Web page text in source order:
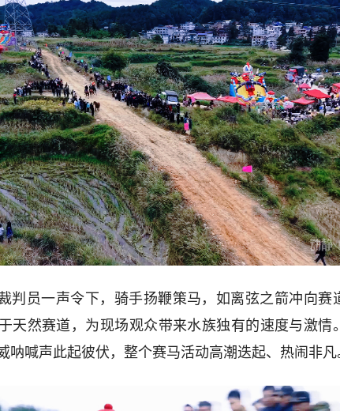
判员一声令下，骑手扬鞭策马，如离弦之箭冲向赛
天然赛道，为现场观众带来水族独有的速度与激情
呐喊声此起彼伏，整个赛马活动高潮迭起、热闹非凡